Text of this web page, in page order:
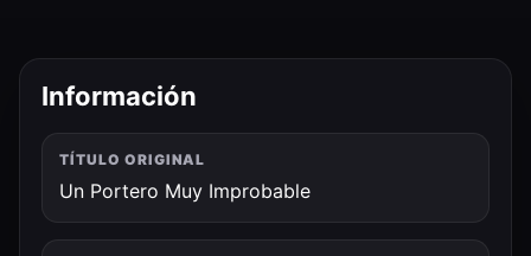
Información
TÍTULO ORIGINAL
Un Portero Muy Improbable